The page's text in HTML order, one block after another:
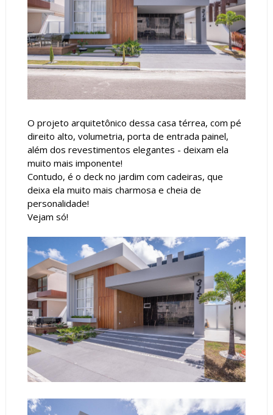
O projeto arquitetônico dessa casa térrea, com pé
direito alto, volumetria, porta de entrada painel,
além dos revestimentos elegantes - deixam ela
muito mais imponente!
Contudo, é o deck no jardim com cadeiras, que
deixa ela muito mais charmosa e cheia de
personalidade!
Vejam só!